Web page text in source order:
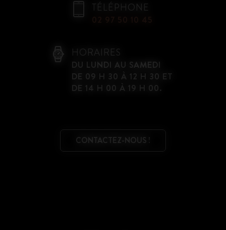
TÉLÉPHONE
HORAIRES
DU LUNDI AU SAMEDI
DE 09 H 30 À 12 H 30 ET
DE 14 H 00 À 19 H 00.
CONTACTEZ-NOUS !